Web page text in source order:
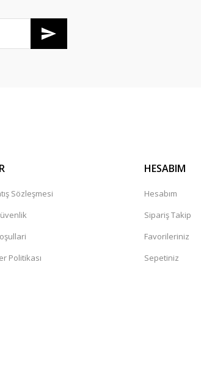
Sözleşmesi
Politikası
HESABIM
Hesabım
Sipariş Takip
Favorileriniz
Sepetiniz